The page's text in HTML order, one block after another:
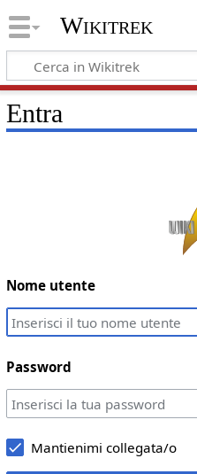
Wikitrek
Entra
Nome utente
Password
Mantienimi collegata/o